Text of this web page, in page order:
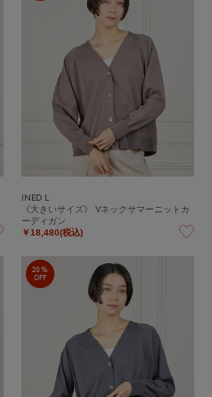
INED L
《大きいサイズ》 Vネックサマーニットカ
ーディガン
￥18,480(税込)
20%
OFF